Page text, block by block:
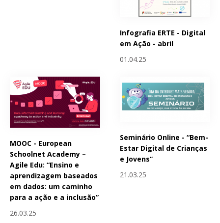
Infografia ERTE - Digital
em Ação - abril
01.04.25
MOOC - European
Schoolnet Academy –
Agile Edu: “Ensino e
aprendizagem baseados
em dados: um caminho
para a ação e a inclusão”
26.03.25
Seminário Online - “Bem-
Estar Digital de Crianças
e Jovens”
21.03.25